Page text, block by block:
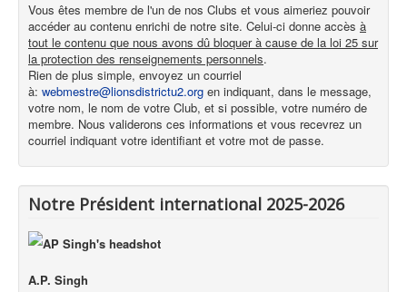
Vous êtes membre de l'un de nos Clubs et vous aimeriez pouvoir
accéder au contenu enrichi de notre site. Celui-ci donne accès à
tout le contenu que nous avons dû bloquer à cause de la loi 25 sur
la protection des renseignements personnels.
Rien de plus simple, envoyez un courriel
à: webmestre@lionsdistrictu2.org en indiquant, dans le message,
votre nom, le nom de votre Club, et si possible, votre numéro de
membre. Nous validerons ces informations et vous recevrez un
courriel indiquant votre identifiant et votre mot de passe.
Notre Président international 2025-2026
A.P. Singh